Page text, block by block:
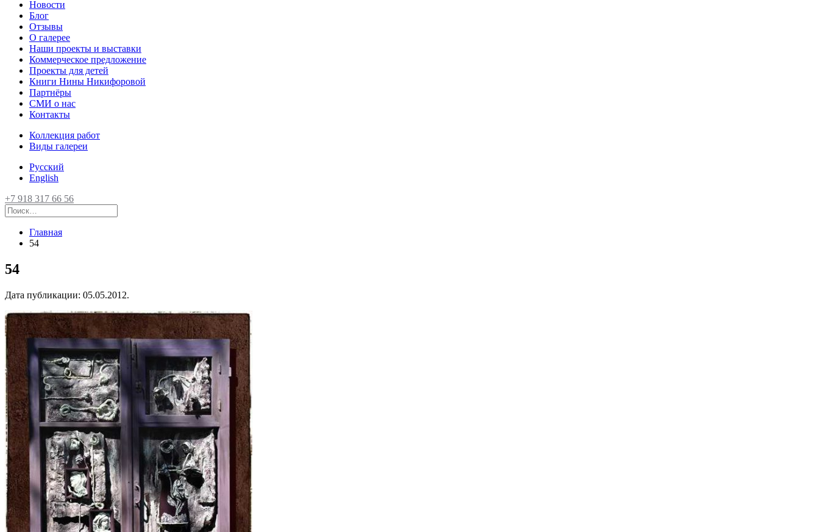
Новости
Блог
Отзывы
О галерее
Наши проекты и выставки
Коммерческое предложение
Проекты для детей
Книги Нины Никифоровой
Партнёры
СМИ о нас
Контакты
Коллекция работ
Виды галереи
Русский
English
+7 918 317 66 56
Главная
54
54
Дата публикации: 05.05.2012.